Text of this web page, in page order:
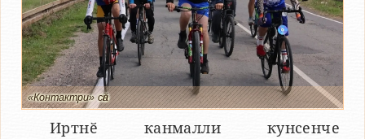
«Контактри» сӑн
Иртнӗ канмалли кунсенче